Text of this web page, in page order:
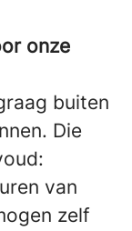
onze
buiten
Die
van
zelf